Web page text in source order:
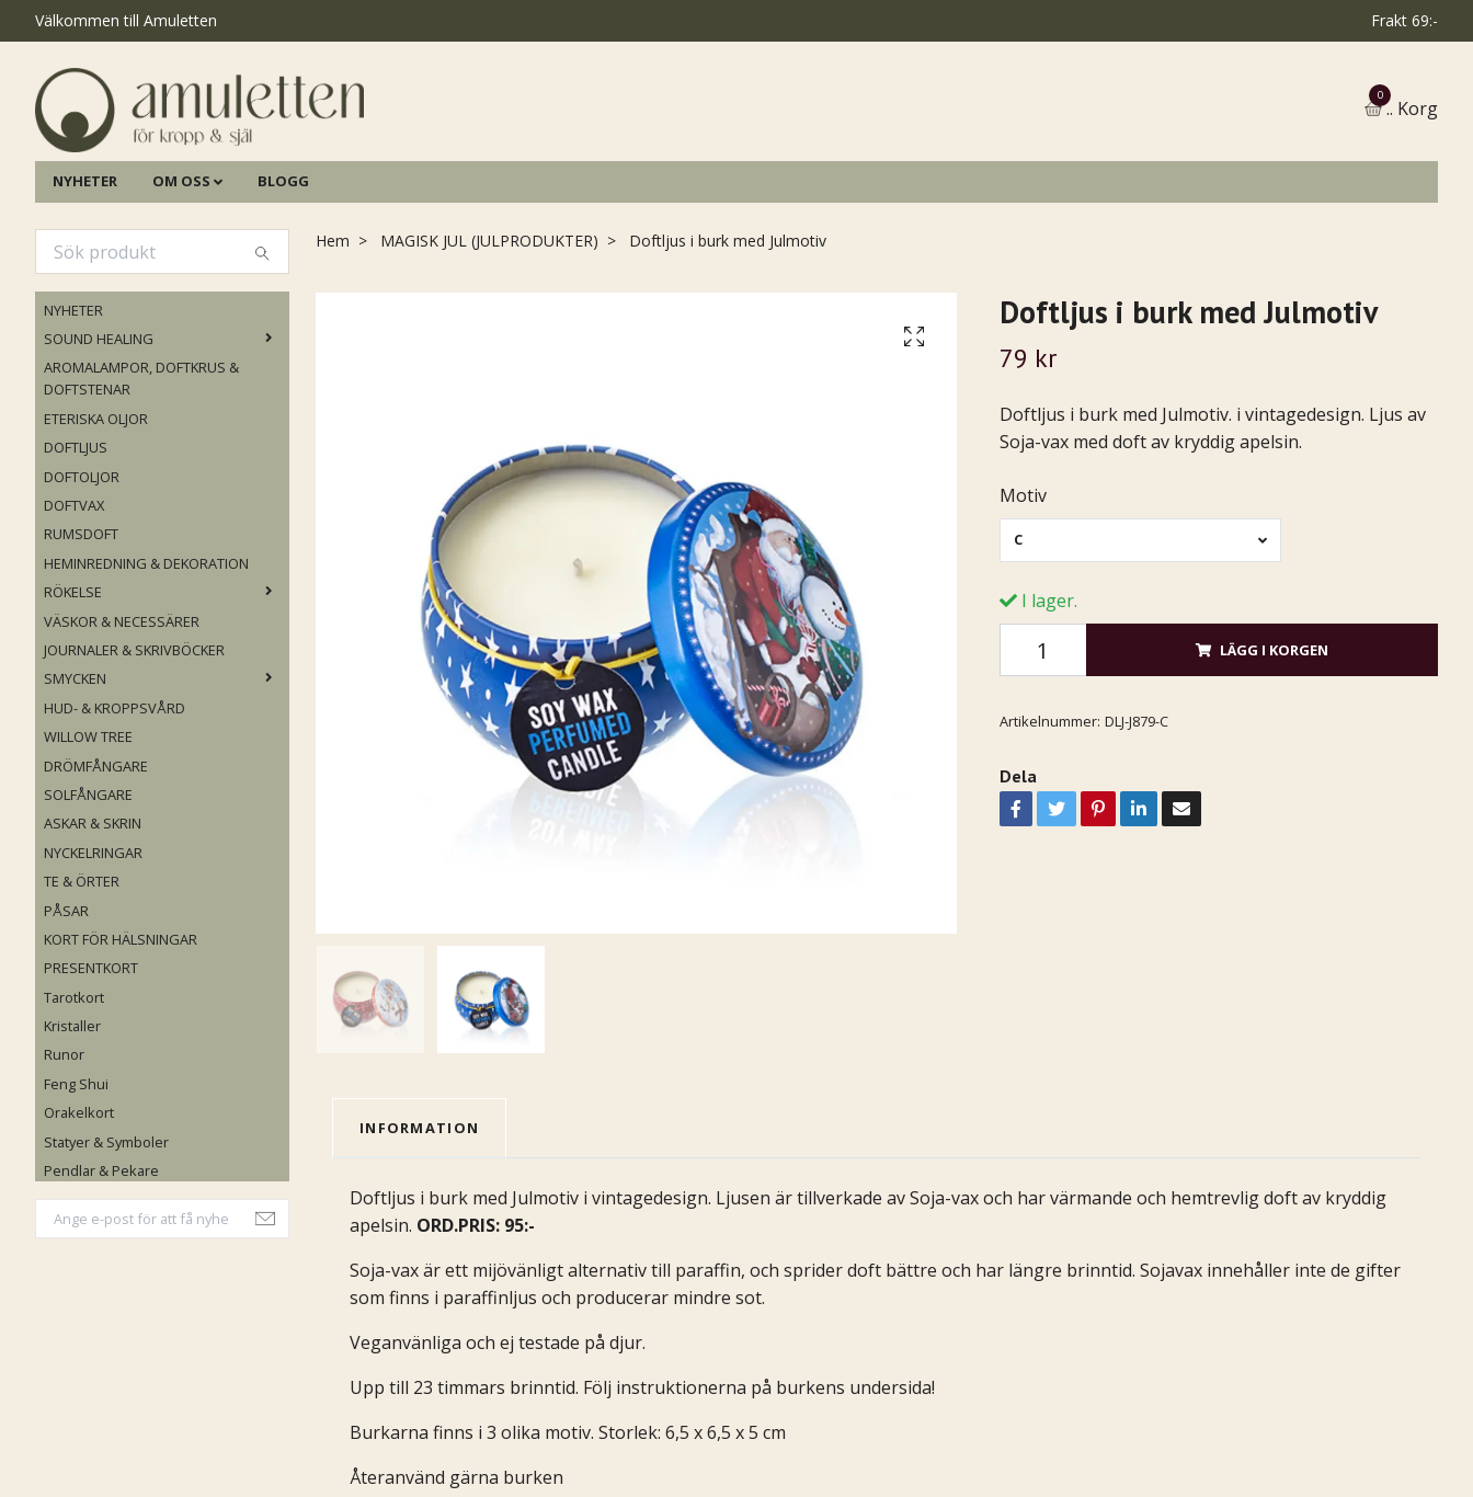
Välkommen till Amuletten Frakt 69:-
0
.. Korg
NYHETER OM OSS BLOGG
NYHETER
SOUND HEALING
AROMALAMPOR, DOFTKRUS &
DOFTSTENAR
ETERISKA OLJOR
DOFTLJUS
DOFTOLJOR
DOFTVAX
RUMSDOFT
HEMINREDNING & DEKORATION
RÖKELSE
VÄSKOR & NECESSÄRER
JOURNALER & SKRIVBÖCKER
SMYCKEN
HUD- & KROPPSVÅRD
WILLOW TREE
DRÖMFÅNGARE
SOLFÅNGARE
ASKAR & SKRIN
NYCKELRINGAR
TE & ÖRTER
PÅSAR
KORT FÖR HÄLSNINGAR
PRESENTKORT
Tarotkort
Kristaller
Runor
Feng Shui
Orakelkort
Statyer & Symboler
Pendlar & Pekare
Hem MAGISK JUL (JULPRODUKTER) Doftljus i burk med Julmotiv
Doftljus i burk med Julmotiv
79 kr
Doftljus i burk med Julmotiv. i vintagedesign. Ljus av
Soja-vax med doft av kryddig apelsin.
Motiv
C
I lager.
LÄGG I KORGEN
Artikelnummer: DLJ-J879-C
Dela
INFORMATION
Doftljus i burk med Julmotiv i vintagedesign. Ljusen är tillverkade av Soja-vax och har värmande och hemtrevlig doft av kryddig
apelsin. ORD.PRIS: 95:-
Soja-vax är ett mijövänligt alternativ till paraffin, och sprider doft bättre och har längre brinntid. Sojavax innehåller inte de gifter
som finns i paraffinljus och producerar mindre sot.
Veganvänliga och ej testade på djur.
Upp till 23 timmars brinntid. Följ instruktionerna på burkens undersida!
Burkarna finns i 3 olika motiv. Storlek: 6,5 x 6,5 x 5 cm
Återanvänd gärna burken